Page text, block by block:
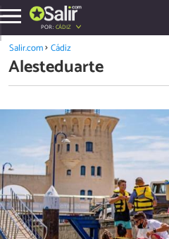
POR: CÁDIZ
Salir.com Cádiz
Alesteduarte